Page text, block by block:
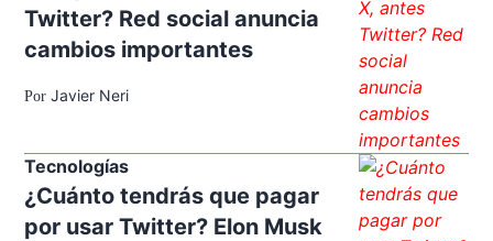
Twitter? Red social anuncia
cambios importantes
Por Javier Neri
Tecnologías
¿Cuánto tendrás que pagar
por usar Twitter? Elon Musk